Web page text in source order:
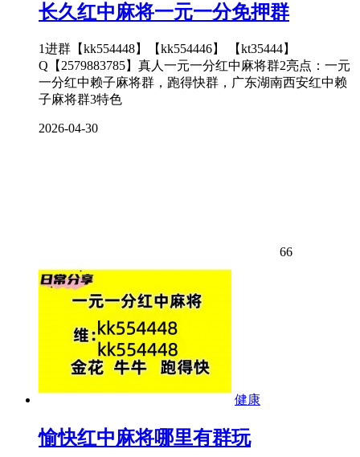
长久红中麻将一元一分免押群
1进群【kk554448】【kk554446】 【kt35444】
Q【2579883785】真人一元一分红中麻将群2亮点：一元
一分红中赖子麻将群，跑得快群，广东湖南西安红中赖
子麻将群3特色
2026-04-30
66
健康
愉快红中麻将哪里有群玩